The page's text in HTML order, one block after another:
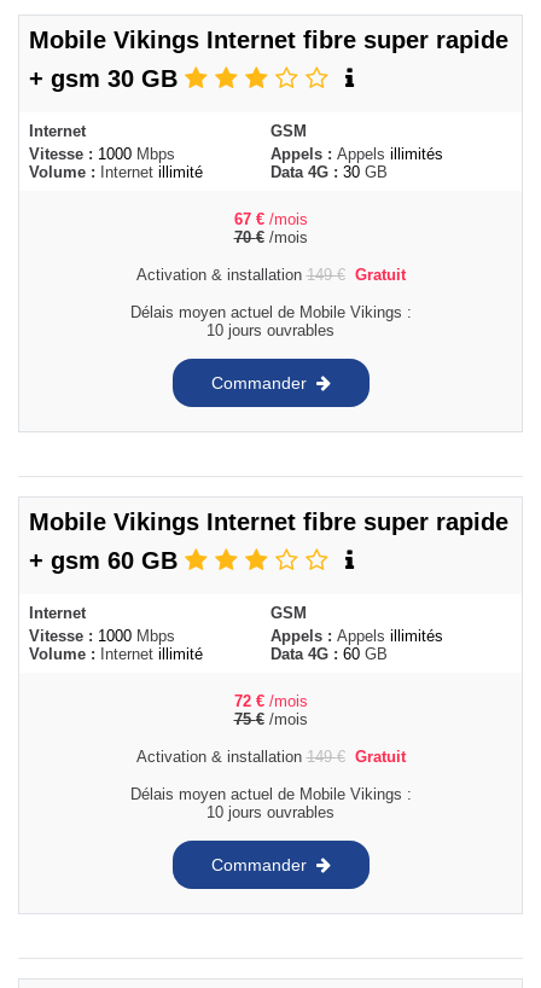
Mobile Vikings Internet fibre super rapide
+ gsm 30 GB
Internet
Vitesse : 1000 Mbps
Volume :
Internet illimité
GSM
Appels : Appels illimités
Data 4G : 30 GB
67 € /mois
70€/mois
Activation & installation149€ Gratuit
Délais moyen actuel de Mobile Vikings :
10 jours ouvrables
Commander
Mobile Vikings Internet fibre super rapide
+ gsm 60 GB
Internet
Vitesse : 1000 Mbps
Volume :
Internet illimité
GSM
Appels : Appels illimités
Data 4G : 60 GB
72 € /mois
75€/mois
Activation & installation149€ Gratuit
Délais moyen actuel de Mobile Vikings :
10 jours ouvrables
Commander